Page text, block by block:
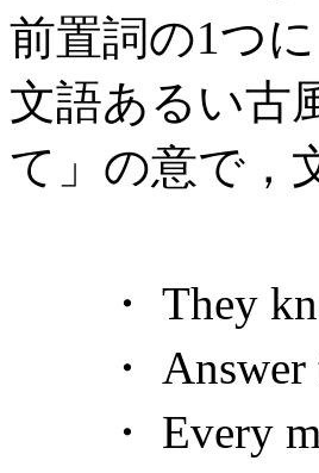
前置詞の1つに
文語あるい古
て」の意で，
・ They
・ Answer
・ Every